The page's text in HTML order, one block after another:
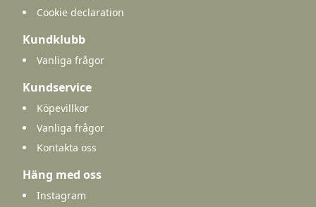
Cookie declaration
Kundklubb
Vanliga frågor
Kundservice
Köpevillkor
Vanliga frågor
Kontakta oss
Häng med oss
Instagram